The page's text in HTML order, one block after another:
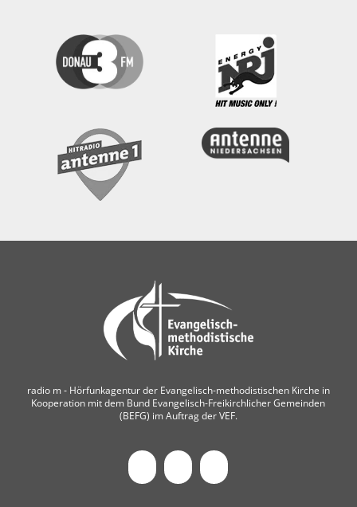
radio m ‐ Hörfunkagentur der Evangelisch-methodistischen Kirche in
Kooperation mit dem Bund Evangelisch-Freikirchlicher Gemeinden
(BEFG) im Auftrag der VEF.